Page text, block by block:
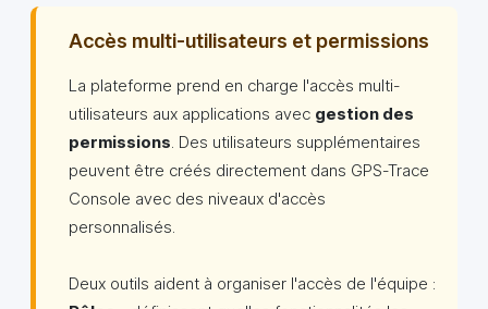
Accès multi-utilisateurs et permissions
La plateforme prend en charge l'accès multi-
utilisateurs aux applications avec gestion des
permissions. Des utilisateurs supplémentaires
peuvent être créés directement dans GPS-Trace
Console avec des niveaux d'accès
personnalisés.
Deux outils aident à organiser l'accès de l'équipe :